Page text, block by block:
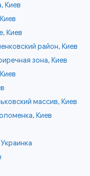
Киев
Киев
район, Киев
зона, Киев
массив, Киев
Киев